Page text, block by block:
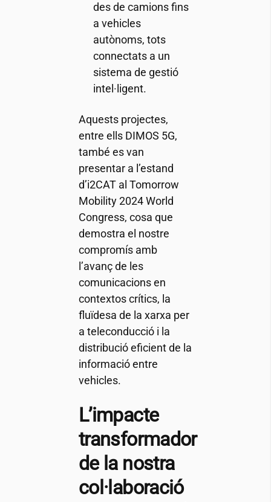
des de camions fins
a vehicles
autònoms, tots
connectats a un
sistema de gestió
intel·ligent.
Aquests projectes,
entre ells DIMOS 5G,
també es van
presentar a l’estand
d’i2CATal Tomorrow
Mobility 2024 World
Congress, cosa que
demostra el nostre
compromís amb
l’avanç de les
comunicacions en
contextos crítics, la
fluïdesa de la xarxa per
a teleconducció i la
distribució eficient de la
informació entre
vehicles.
L’impacte
transformador
de la nostra
col·laboració